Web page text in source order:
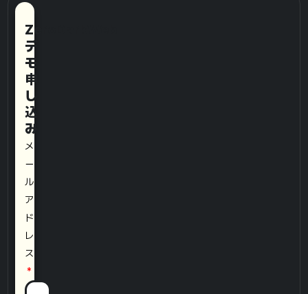
ZeroDarkWeb
デ
モ
申
し
込
み
メ
ー
ル
ア
ド
レ
ス